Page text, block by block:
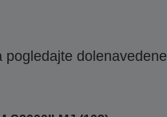
dolenavedene